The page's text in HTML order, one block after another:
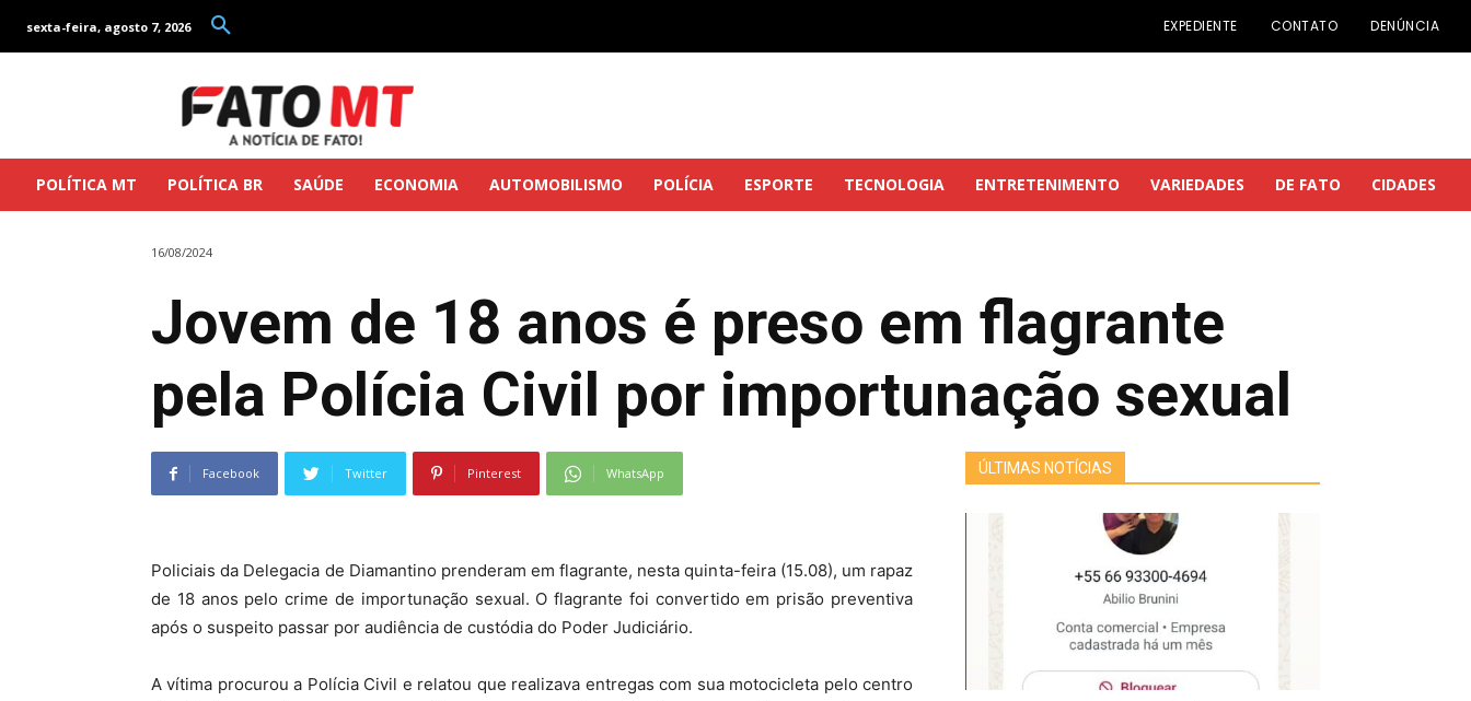
sexta-feira, agosto 7, 2026 EXPEDIENTE CONTATO DENÚNCIA
POLÍTICA MT POLÍTICA BR SAÚDE ECONOMIA AUTOMOBILISMO POLÍCIA ESPORTE TECNOLOGIA ENTRETENIMENTO VARIEDADES DE FATO CIDADES
16/08/2024
Jovem de 18 anos é preso em flagrante
pela Polícia Civil por importunação sexual
Facebook Twitter Pinterest WhatsApp
Policiais da Delegacia de Diamantino prenderam em flagrante, nesta quinta-feira (15.08), um rapaz
de 18 anos pelo crime de importunação sexual. O flagrante foi convertido em prisão preventiva
após o suspeito passar por audiência de custódia do Poder Judiciário.
A vítima procurou a Polícia Civil e relatou que realizava entregas com sua motocicleta pelo centro
ÚLTIMAS NOTÍCIAS